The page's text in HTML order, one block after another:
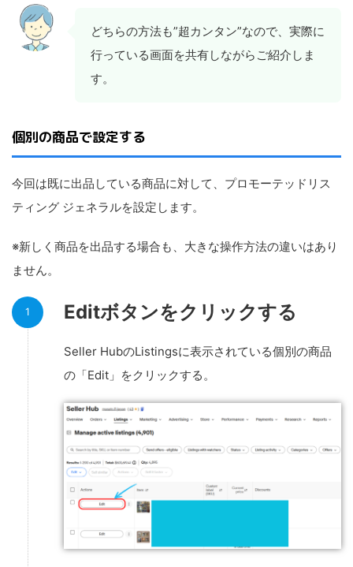
どちらの方法も”超カンタン”なので、実際に
行っている画面を共有しながらご紹介しま
す。
個別の商品で設定する
今回は既に出品している商品に対して、プロモーテッドリス
ティング ジェネラルを設定します。
※新しく商品を出品する場合も、大きな操作方法の違いはあり
ません。
Editボタンをクリックする
Seller HubのListingsに表示されている個別の商品
の「Edit」をクリックする。